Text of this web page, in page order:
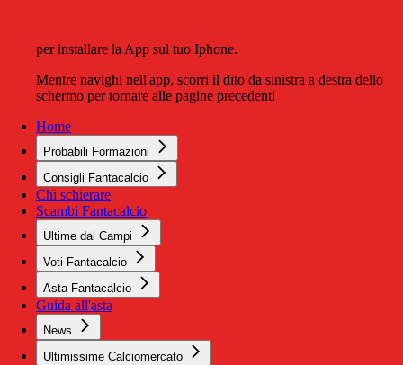
per installare la App sul tuo Iphone.
Mentre navighi nell'app, scorri il dito da sinistra a destra dello
schermo per tornare alle pagine precedenti
Home
Probabili Formazioni
Consigli Fantacalcio
Chi schierare
Scambi Fantacalcio
Ultime dai Campi
Voti Fantacalcio
Asta Fantacalcio
Guida all'asta
News
Ultimissime Calciomercato